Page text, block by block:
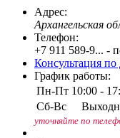
Адрес:
Архангельская
Телефон:
+7 911 589-9... -
Консультация
График работы:
Пн-Пт 10:00 -
Сб-Вс
уточняйте по